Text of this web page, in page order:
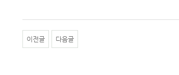
이전글 다음글